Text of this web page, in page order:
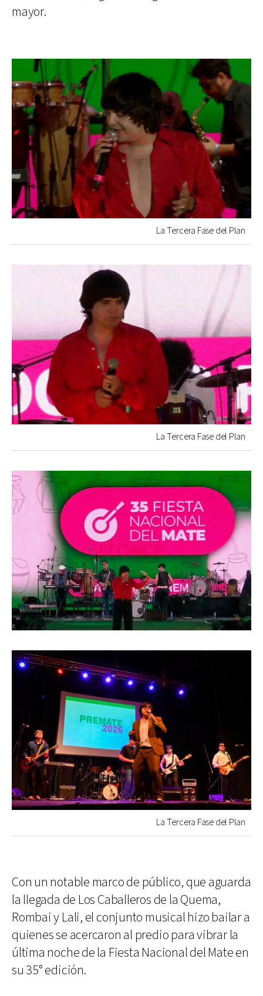
mayor.
La Tercera Fase del Plan
La Tercera Fase del Plan
La Tercera Fase del Plan
Con un notable marco de público, que aguarda
la llegada de Los Caballeros de la Quema,
Rombai y Lali, el conjunto musical hizo bailar a
quienes se acercaron al predio para vibrar la
última noche de la Fiesta Nacional del Mate en
su 35° edición.